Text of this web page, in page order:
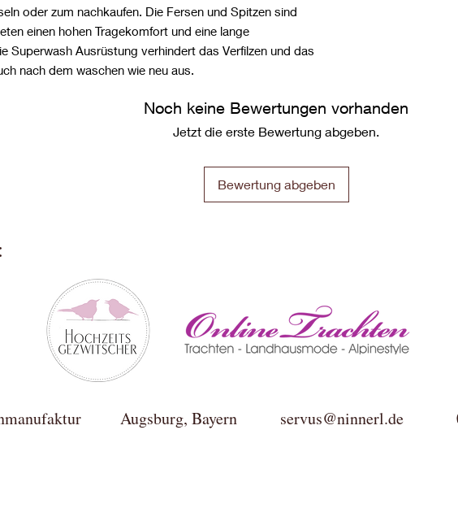
oder zum nachkaufen. Die Fersen und Spitzen sind
einen hohen Tragekomfort und eine lange
Superwash Ausrüstung verhindert das Verfilzen und das
nach dem waschen wie neu aus.
Noch keine Bewertungen vorhanden
Jetzt die erste Bewertung abgeben.
Bewertung abgeben
Augsburg, Bayern servus@ninnerl.de